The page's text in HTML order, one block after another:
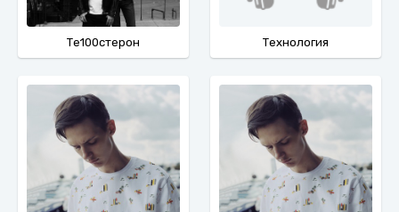
Те100стерон Технология